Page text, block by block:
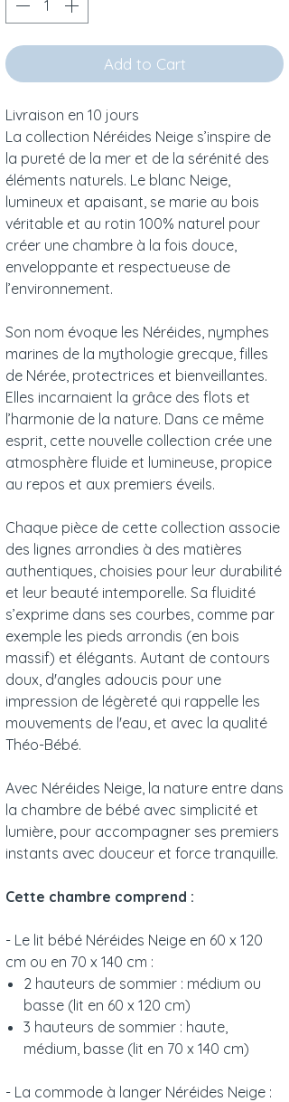
Add to Cart
Livraison en 10 jours
La collection Néréides Neige s’inspire de
la pureté de la mer et de la sérénité des
éléments naturels. Le blanc Neige,
lumineux et apaisant, se marie au bois
véritable et au rotin 100% naturel pour
créer une chambre à la fois douce,
enveloppante et respectueuse de
l’environnement.
Son nom évoque les Néréides, nymphes
marines de la mythologie grecque, filles
de Nérée, protectrices et bienveillantes.
Elles incarnaient la grâce des flots et
l’harmonie de la nature. Dans ce même
esprit, cette nouvelle collection crée une
atmosphère fluide et lumineuse, propice
au repos et aux premiers éveils.
Chaque pièce de cette collection associe
des lignes arrondies à des matières
authentiques, choisies pour leur durabilité
et leur beauté intemporelle. Sa fluidité
s’exprime dans ses courbes, comme par
exemple les pieds arrondis (en bois
massif) et élégants. Autant de contours
doux, d'angles adoucis pour une
impression de légèreté qui rappelle les
mouvements de l'eau, et avec la qualité
Théo-Bébé.
Avec Néréides Neige, la nature entre dans
la chambre de bébé avec simplicité et
lumière, pour accompagner ses premiers
instants avec douceur et force tranquille.
Cette chambre comprend :
- Le lit bébé Néréides Neige en 60 x 120
cm ou en 70 x 140 cm :
2 hauteurs de sommier : médium ou
basse (lit en 60 x 120 cm)
3 hauteurs de sommier : haute,
médium, basse (lit en 70 x 140 cm)
- La commode à langer Néréides Neige :